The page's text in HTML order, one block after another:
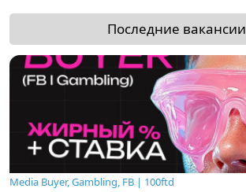
Последние вакансии
Media Buyer, Gambling, FB | 100ftd